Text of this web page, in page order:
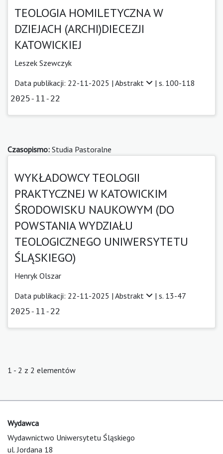
TEOLOGIA HOMILETYCZNA W
DZIEJACH (ARCHI)DIECEZJI
KATOWICKIEJ
Leszek Szewczyk
Data publikacji: 22-11-2025 | Abstrakt | s. 100-118
2025-11-22
Czasopismo: Studia Pastoralne
WYKŁADOWCY TEOLOGII
PRAKTYCZNEJ W KATOWICKIM
ŚRODOWISKU NAUKOWYM (DO
POWSTANIA WYDZIAŁU
TEOLOGICZNEGO UNIWERSYTETU
ŚLĄSKIEGO)
Henryk Olszar
Data publikacji: 22-11-2025 | Abstrakt | s. 13-47
2025-11-22
1 - 2 z 2 elementów
Wydawca
Wydawnictwo Uniwersytetu Śląskiego
ul. Jordana 18